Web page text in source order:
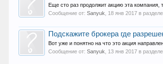
Еще сто раз продолжит акцию эта компания,
Сообщение от:Sanyuk 18 янв 2017 в
Подскажите брокера где
Вот уже и понятно на что это акция
Сообщение от:Sanyuk 13 янв 2017 в